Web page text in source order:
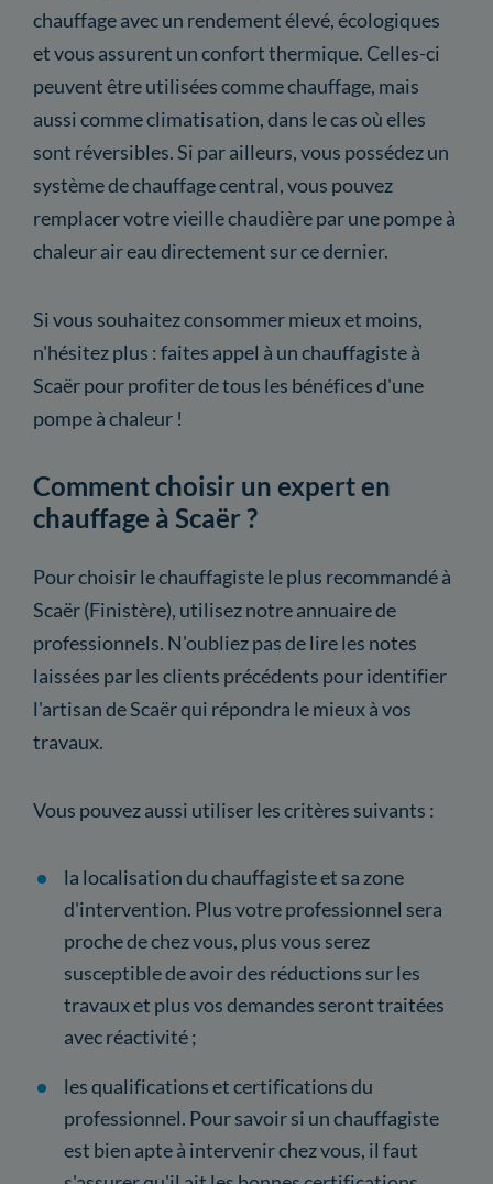
chauffage avec un rendement élevé, écologiques
et vous assurent un confort thermique. Celles-ci
peuvent être utilisées comme chauffage, mais
aussi comme climatisation, dans le cas où elles
sont réversibles. Si par ailleurs, vous possédez un
système de chauffage central, vous pouvez
remplacer votre vieille chaudière par une pompe à
chaleur air eau directement sur ce dernier.
Si vous souhaitez consommer mieux et moins,
n'hésitez plus : faites appel à un chauffagiste à
Scaër pour profiter de tous les bénéfices d'une
pompe à chaleur !
Comment choisir un expert en
chauffage à Scaër ?
Pour choisir le chauffagiste le plus recommandé à
Scaër (Finistère), utilisez notre annuaire de
professionnels. N'oubliez pas de lire les notes
laissées par les clients précédents pour identifier
l'artisan de Scaër qui répondra le mieux à vos
travaux.
Vous pouvez aussi utiliser les critères suivants :
la localisation du chauffagiste et sa zone
d'intervention. Plus votre professionnel sera
proche de chez vous, plus vous serez
susceptible de avoir des réductions sur les
travaux et plus vos demandes seront traitées
avec réactivité ;
les qualifications et certifications du
professionnel. Pour savoir si un chauffagiste
est bien apte à intervenir chez vous, il faut